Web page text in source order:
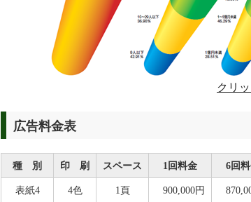
クリ
広告料金表
種 別 印 刷 スペース 1回料金 6回
表紙4 4色 1頁 900,000円